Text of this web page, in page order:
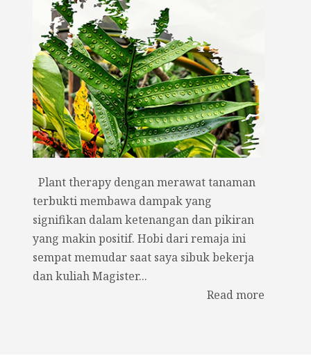
Plant therapy dengan merawat tanaman
terbukti membawa dampak yang
signifikan dalam ketenangan dan pikiran
yang makin positif. Hobi dari remaja ini
sempat memudar saat saya sibuk bekerja
dan kuliah Magister...
Read more